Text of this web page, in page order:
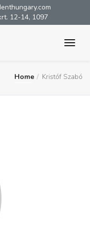
12-14, 1097
Home Kristóf Szabó